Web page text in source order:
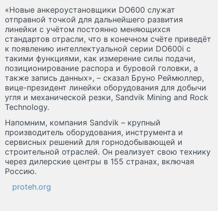
«Новые анкероустановщики DO600 служат
отправной точкой для дальнейшего развития
линейки с учётом постоянно меняющихся
стандартов отрасли, что в конечном счёте приведёт
к появлению интеллектуальной серии DO600i с
такими функциями, как измерение силы подачи,
позиционирование распора и буровой головки, а
также запись данных», – сказал Бруно Реймюллер,
вице-президент линейки оборудования для добычи
угля и механической резки, Sandvik Mining and Rock
Technology.
Напомним, компания Sandvik – крупный
производитель оборудования, инструмента и
сервисных решений для горнодобывающей и
строительной отраслей. Он реализует свою технику
через дилерские центры в 155 странах, включая
Россию.
proteh.org